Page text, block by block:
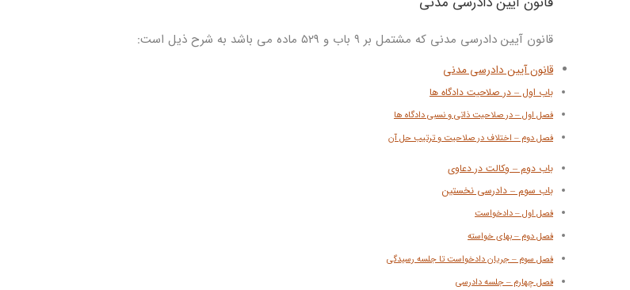
قانون آیین دادرسی مدنی که مشتمل بر 9 باب و ۵۲۹ ماده می باشد به شرح ذیل است:
قانون آیین دادرسی مدنی
باب اول – در صلاحیت دادگاه ها
فصل اول – در صلاحیت ذاتی و نسبی دادگاه ها
فصل دوم – اختلاف در صلاحیت و ترتیب حل آن
باب دوم – وکالت در دعاوی
باب سوم – دادرسی نخستین
فصل اول – دادخواست
فصل دوم – بهای خواسته
فصل سوم – جریان دادخواست تا جلسه رسیدگی
فصل چهارم – جلسه دادرسی